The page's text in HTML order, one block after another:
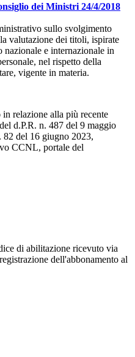
dei Ministri 24/4/2018
sullo svolgimento
valutazione dei titoli, ispirate
e internazionale in
nel rispetto della
vigente in materia.
relazione alla più recente
d.P.R. n. 487 del 9 maggio
82 del 16 giugno 2023,
CCNL, portale del
di abilitazione ricevuto via
dell'abbonamento al